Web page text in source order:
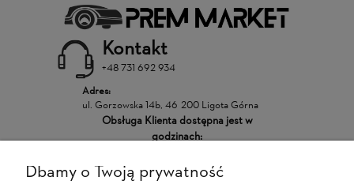
Kontakt
+48 731 692 934
Adres:
ul. Gorzowska 14b, 46-200 Ligota Górna
Obsługa Klienta dostępna jest w
godzinach:
POMOC
Dbamy o Twoją prywatność